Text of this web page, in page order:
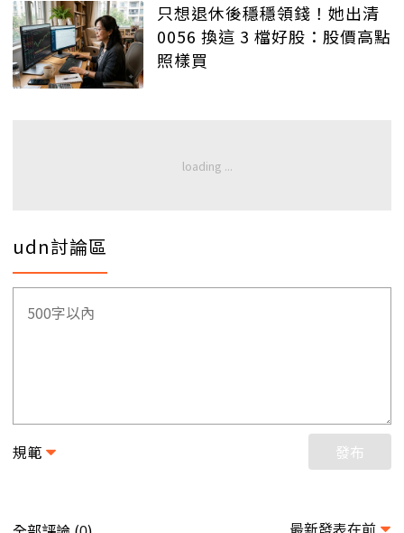
只想退休後穩穩領錢！她出清
0056 換這 3 檔好股：股價高點
照樣買
udn討論區
規範 發布
最新發表在前